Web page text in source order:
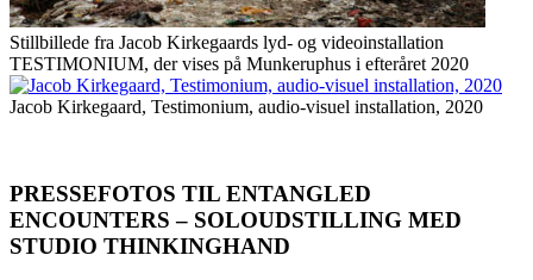
Stillbillede fra Jacob Kirkegaards lyd- og videoinstallation
TESTIMONIUM, der vises på Munkeruphus i efteråret 2020
Jacob Kirkegaard, Testimonium, audio-visuel installation, 2020
PRESSEFOTOS TIL ENTANGLED
ENCOUNTERS – SOLOUDSTILLING MED
STUDIO THINKINGHAND